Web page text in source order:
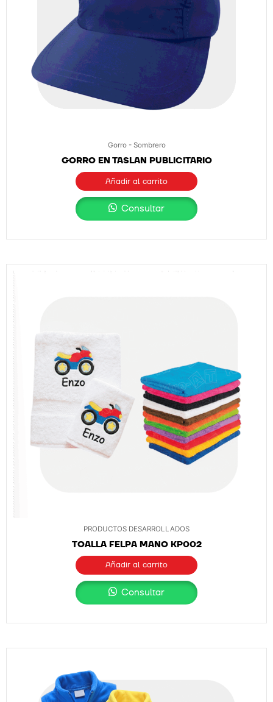
Gorro - Sombrero
GORRO EN TASLAN PUBLICITARIO
Añadir al carrito
Consultar
PRODUCTOS DESARROLLADOS
TOALLA FELPA MANO KP002
Añadir al carrito
Consultar